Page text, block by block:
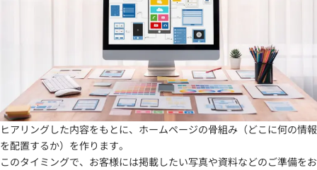
ヒアリングした内容をもとに、ホームページの骨組み（どこに何の情報
を配置するか）を作ります。
このタイミングで、お客様には掲載したい写真や資料などのご準備をお